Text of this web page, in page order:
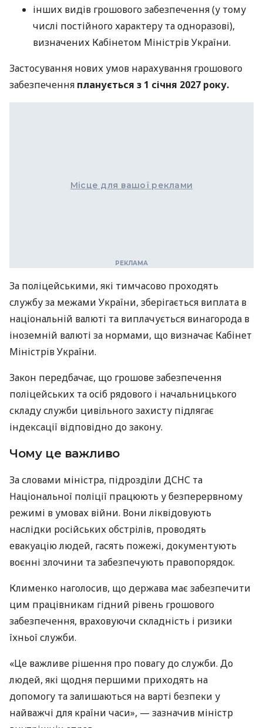
інших видів грошового забезпечення (у тому
числі постійного характеру та одноразові),
визначених Кабінетом Міністрів України.
Застосування нових умов нарахування грошового
забезпечення планується з 1 січня 2027 року.
Місце для вашої реклами
За поліцейськими, які тимчасово проходять
службу за межами України, зберігається виплата в
національній валюті та виплачується винагорода в
іноземній валюті за нормами, що визначає Кабінет
Міністрів України.
Закон передбачає, що грошове забезпечення
поліцейських та осіб рядового і начальницького
складу служби цивільного захисту підлягає
індексації відповідно до закону.
Чому це важливо
За словами міністра, підрозділи ДСНС та
Національної поліції працюють у безперервному
режимі в умовах війни. Вони ліквідовують
наслідки російських обстрілів, проводять
евакуацію людей, гасять пожежі, документують
воєнні злочини та забезпечують правопорядок.
Клименко наголосив, що держава має забезпечити
цим працівникам гідний рівень грошового
забезпечення, враховуючи складність і ризики
їхньої служби.
«Це важливе рішення про повагу до служби. До
людей, які щодня першими приходять на
допомогу та залишаються на варті безпеки у
найважчі для країни часи», — зазначив міністр